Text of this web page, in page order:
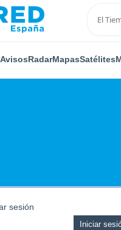
AvisosRadarMapasSatélites
sesión
Iniciar